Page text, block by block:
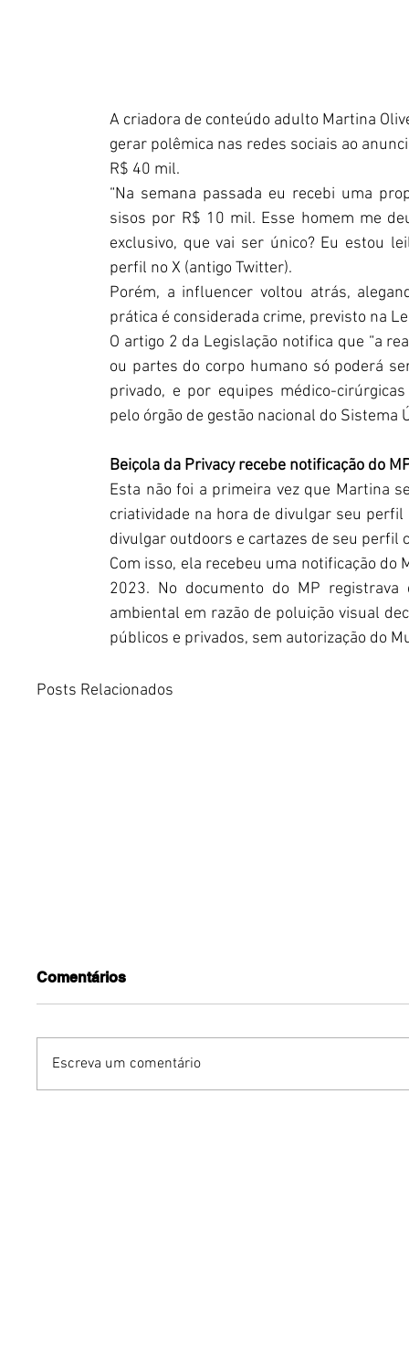
A criadora de conteúdo adulto Martina
gerar polêmica nas redes sociais ao
R$ 40 mil.
“Na semana passada eu recebi uma
sisos por R$ 10 mil. Esse homem me
exclusivo, que vai ser único? Eu estou
perfil no X (antigo Twitter).
Porém, a influencer voltou atrás,
prática é considerada crime, previsto na
O artigo 2 da Legislação notifica que “a
ou partes do corpo humano só poderá
privado, e por equipes médico-
pelo órgão de gestão nacional do Sistema
Beiçola da Privacy recebe notificação do
Esta não foi a primeira vez que Martina
criatividade na hora de divulgar seu
divulgar outdoors e cartazes de seu perfil
Com isso, ela recebeu uma notificação
2023. No documento do MP
ambiental em razão de poluição visual
públicos e privados, sem autorização do
Posts Relacionados
Comentários
Escreva um comentário